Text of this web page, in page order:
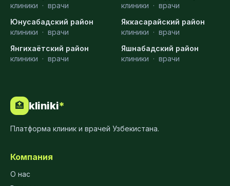
клиники · врачи
клиники · врачи
Юнусабадский район
клиники · врачи
Яккасарайский район
клиники · врачи
Янгихаётский район
клиники · врачи
Яшнабадский район
клиники · врачи
🏥 kliniki*
Платформа клиник и врачей Узбекистана.
Компания
О нас